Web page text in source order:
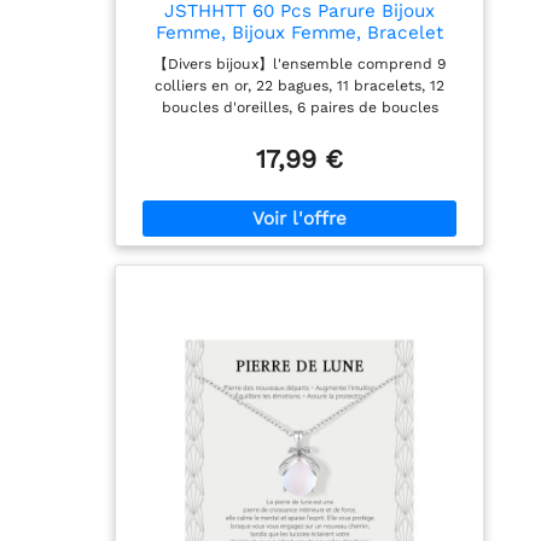
JSTHHTT 60 Pcs Parure Bijoux
Femme, Bijoux Femme, Bracelet
Femme, Bagues, Collier Femme Or,
Ear Cuff, Boucles d'Oreilles Créoles,
Lot de Bracelet Réglable Or pour
Femme Fille Cadeau Bijoux
【Divers bijoux】l'ensemble comprend 9
colliers en or, 22 bagues, 11 bracelets, 12
boucles d'oreilles, 6 paires de boucles
assortir différents styles selon différentes
occasions. 【Taille】Les anneaux
nombreuses tailles différentes, un ensemble
de collier en or et un ensemble de bracelet
Chaque bracelet peut être porté séparément
ou ensemble pour un look superposé avec
d'autres chaînes. Le bracelet en or
polyvalent convient à toutes les occasions.
【Matériau de Qualité】Ces colliers,
bracelets, anneaux et manchettes d'oreilles
sont fabriqués en matériau de haute qualité,
à faible taux d'allergie et ne sont pas faciles
à rouiller ou à oxyder. Matériau robuste, ces
17,99 €